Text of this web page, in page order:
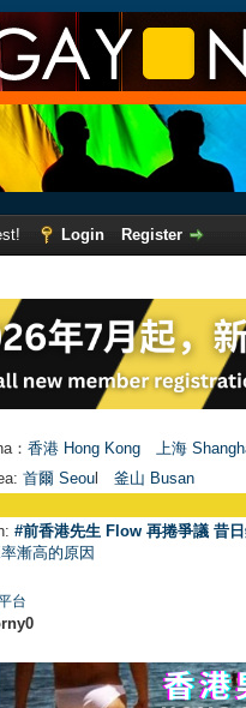
Login
Register
： 香港 Hong Kong 上海
首爾 Seou 釜山 Busan
#前香港先生 Flow 再捲爭議 昔
漸高的原因
台